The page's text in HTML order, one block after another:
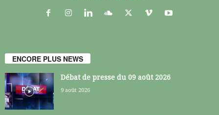
ENCORE PLUS NEWS
Débat de presse du 09 août 2026
9 août 2026